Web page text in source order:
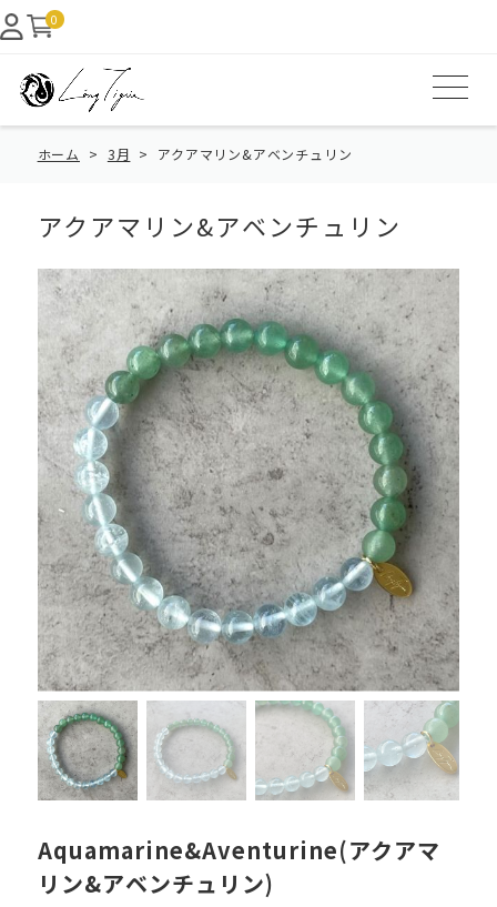
0
ホーム 3月 アクアマリン&アベンチュリン
アクアマリン&アベンチュリン
Aquamarine&Aventurine(アクアマ
リン&アベンチュリン)